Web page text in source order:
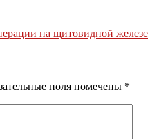
на щитовидной железе
поля помечены *